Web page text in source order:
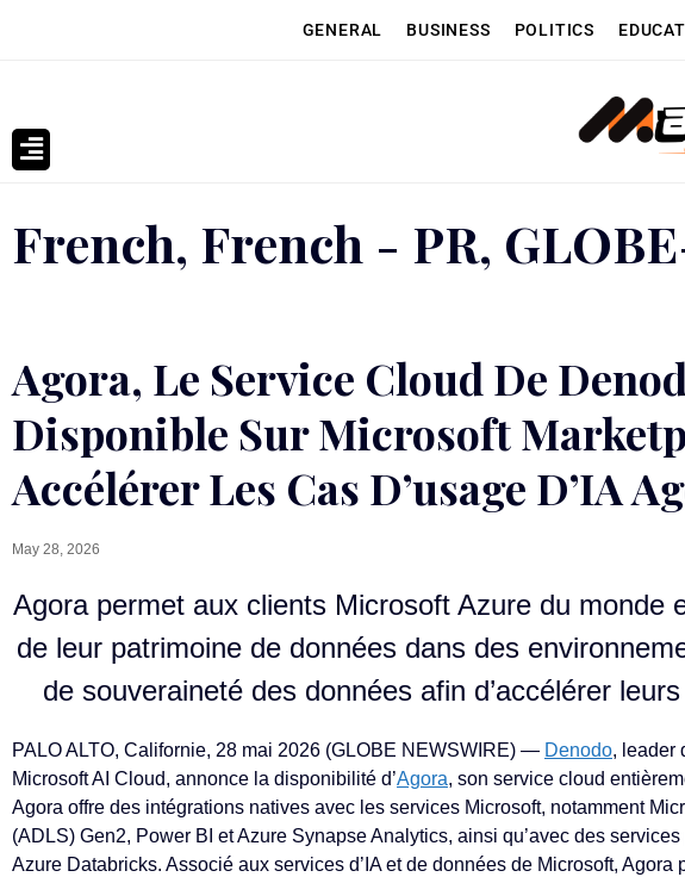
GENERAL BUSINESS POLITICS
French, French - PR,
Agora, Le Service Cloud De
Disponible Sur Microsoft
Accélérer Les Cas D’usage D’IA
May 28, 2026
Agora permet aux clients Microsoft Azure du monde
de leur patrimoine de données dans des
de souveraineté des données afin d’accélérer
PALO ALTO, Californie, 28 mai 2026 (GLOBE NEWSWIRE) — Denodo, leader
Microsoft AI Cloud, annonce la disponibilité d’Agora, son service cloud
Agora offre des intégrations natives avec les services Microsoft, notamment
(ADLS) Gen2, Power BI et Azure Synapse Analytics, ainsi qu’avec des
Azure Databricks. Associé aux services d’IA et de données de Microsoft, Agora